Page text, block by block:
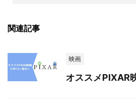
関連記事
映画
オススメPIXAR